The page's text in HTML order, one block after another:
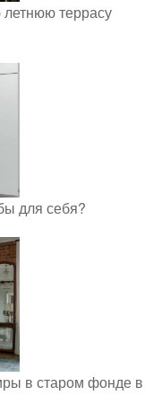
террасу
для себя?
в старом фонде в